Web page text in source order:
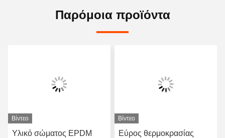
Παρόμοια προϊόντα
Βίντεο
Υλικό σώματος EPDM
Βίντεο
Εύρος θερμοκρασίας